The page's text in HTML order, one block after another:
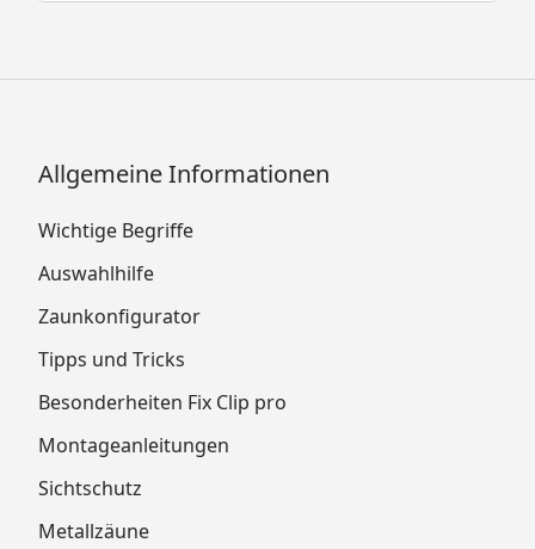
Allgemeine Informationen
Wichtige Begriffe
Auswahlhilfe
Zaunkonfigurator
Tipps und Tricks
Besonderheiten Fix Clip pro
Montageanleitungen
Sichtschutz
Metallzäune